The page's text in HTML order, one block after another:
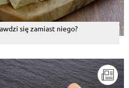
się zamiast niego?